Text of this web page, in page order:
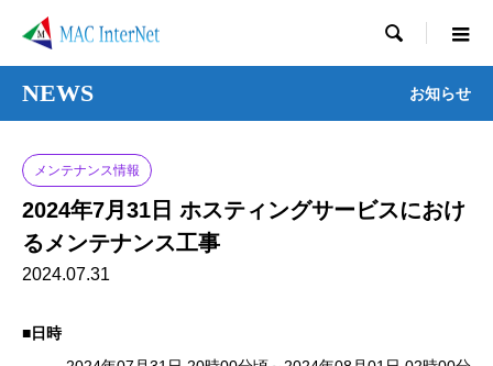

NEWS お知らせ
メンテナンス情報
2024年7月31日 ホスティングサービスにおけ
るメンテナンス工事
2024.07.31
■日時